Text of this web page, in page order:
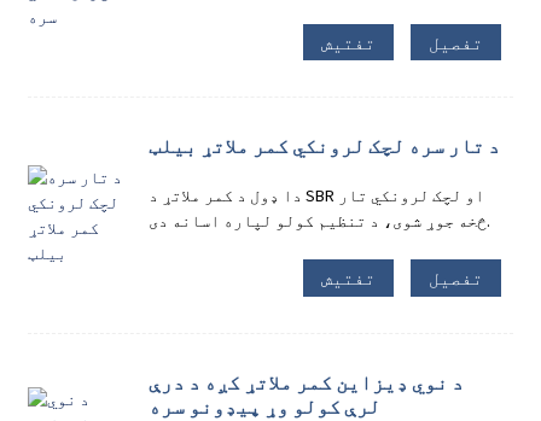
تفتیش تفصیل
د تار سره لچک لرونکي کمر ملاتړ بیلټ
دا ډول د کمر ملاتړ د SBR او لچک لرونکي تار
څخه جوړ شوی، د تنظیم کولو لپاره اسانه دی.
تفتیش تفصیل
د نوي ډیزاین کمر ملاتړ کږه د درې
لرې کولو وړ پیډونو سره